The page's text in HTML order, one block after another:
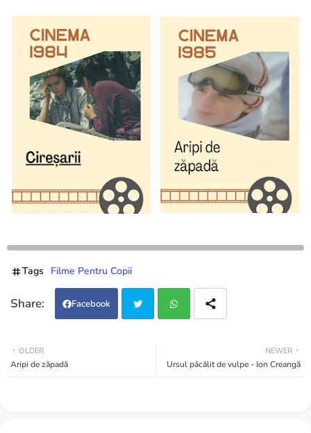
Tags Filme Pentru Copii
Facebook
atsa
NEWER
Ursul păcălit de vulpe - Ion Creangă
OLDER
Aripi de zăpadă